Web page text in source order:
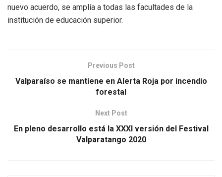
nuevo acuerdo, se amplía a todas las facultades de la
institución de educación superior.
Previous Post
Valparaíso se mantiene en Alerta Roja por incendio
forestal
Next Post
En pleno desarrollo está la XXXI versión del Festival
Valparatango 2020